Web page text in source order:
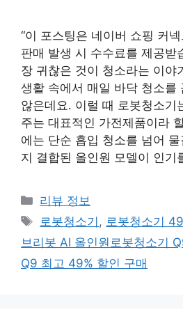
“이 포스팅은 네이버 쇼핑 커
판매 발생 시 수수료를 제공받
장 귀찮은 것이 청소라는 이야
생활 속에서 매일 바닥 청소를
않은데요. 이럴 때 로봇청소기
주는 대표적인 가전제품이라
에는 단순 흡입 청소를 넘어
지 결합된 올인원 모델이 인기
카
테
리
리뷰 정보
태
그
로봇청소기 , 로봇청소기
브리봇 AI 올인원로봇청소기
Q9 최고 49% 할인 구매